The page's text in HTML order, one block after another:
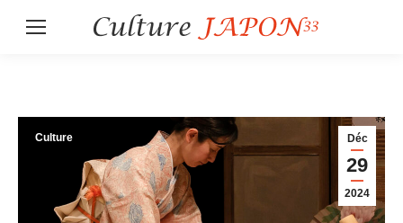
Déc
29
2024
Culture